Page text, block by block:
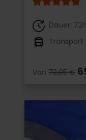
Dauer: 72h
Transport
Von 73,05 €